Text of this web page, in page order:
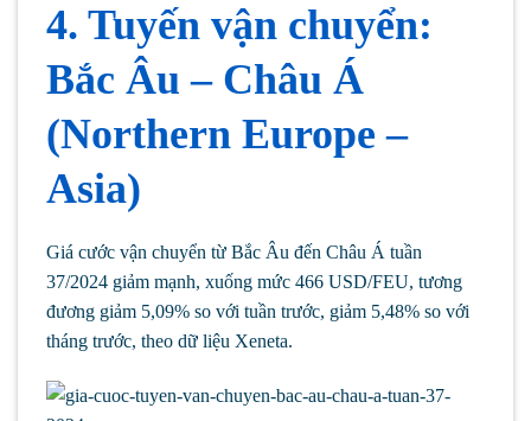
4. Tuyến vận chuyển:
Bắc Âu – Châu Á
(Northern Europe –
Asia)
Giá cước vận chuyển từ Bắc Âu đến Châu Á tuần
37/2024 giảm mạnh, xuống mức 466 USD/FEU, tương
đương giảm 5,09% so với tuần trước, giảm 5,48% so với
tháng trước, theo dữ liệu Xeneta.